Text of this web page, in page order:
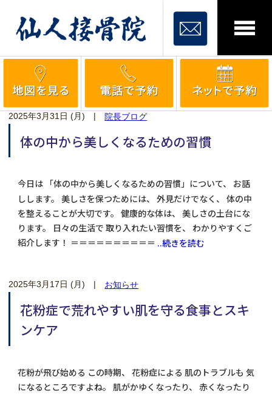
2025年3月31日 (月) 院長ブログ
体の中から美しくなるための習慣
今日は 「体の中から美しくなるための習慣」について、 お話
しします。 美しさを保つためには、 外見だけでなく、 体の中
を整えることが大切です。 健康的な体は、 美しさの土台にな
ります。 日々の生活で 取り入れたい習慣を、 わかりやすくご
紹介します！ ＝＝＝＝＝＝＝＝＝＝ ..続きを読む
2025年3月17日 (月) お知らせ
花粉症で荒れやすい肌を守る食事とスキ
ンケア
花粉が飛び始める この時期、 花粉症による 肌のトラブルも 気
になるところですよね。 肌がかゆくなったり、 赤くなったり